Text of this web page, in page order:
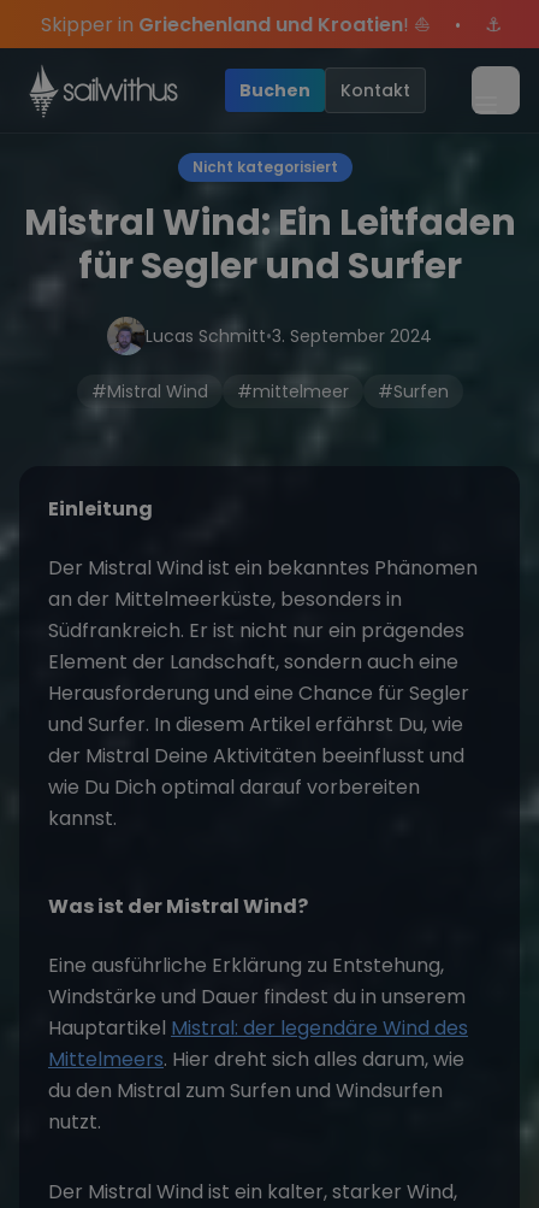
Skip to content
und Kroatien! ⛵ • ⚓ Sommer-Special : Mit Code
Sichere Dir jetztDein Meilenbuch und Deine
Angebote mehr Sowie20€ Rabatt auf deinen
Jahres, sei dabei. Season Closing Party 2026!
Buchen Kontakt
Nicht kategorisiert
Mistral Wind: Ein Leitfaden
für Segler und Surfer
Lucas Schmitt•3. September 2024
#Mistral Wind #mittelmeer #Surfen
Einleitung
Der Mistral Wind ist ein bekanntes Phänomen
an der Mittelmeerküste, besonders in
Südfrankreich. Er ist nicht nur ein prägendes
Element der Landschaft, sondern auch eine
Herausforderung und eine Chance für Segler
und Surfer. In diesem Artikel erfährst Du, wie
der Mistral Deine Aktivitäten beeinflusst und
wie Du Dich optimal darauf vorbereiten
kannst.
Was ist der Mistral Wind?
Eine ausführliche Erklärung zu Entstehung,
Windstärke und Dauer findest du in unserem
Hauptartikel Mistral: der legendäre Wind des
Mittelmeers. Hier dreht sich alles darum, wie
du den Mistral zum Surfen und Windsurfen
nutzt.
Der Mistral Wind ist ein kalter, starker Wind,